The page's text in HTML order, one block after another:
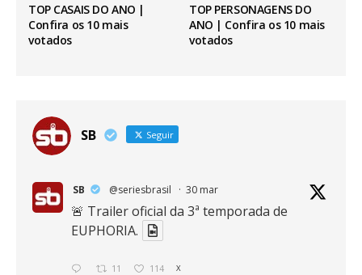
TOP CASAIS DO ANO |
Confira os 10 mais
votados
TOP PERSONAGENS DO
ANO | Confira os 10 mais
votados
SB Seguir
SB @seriesbrasil · 30 mar
🚨 Trailer oficial da 3ª temporada de
EUPHORIA.
11 114 X